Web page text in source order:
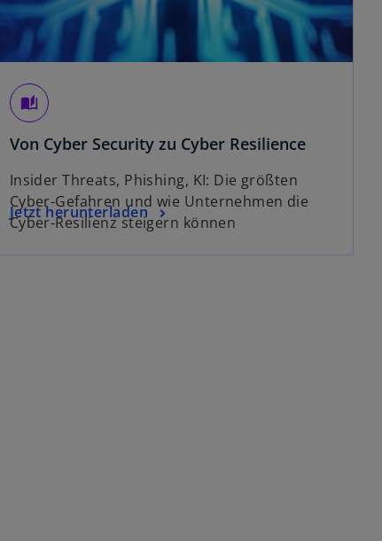
auto_stories
Von Cyber Security zu Cyber Resilience
Insider Threats, Phishing, KI: Die größten
Cyber-Gefahren und wie Unternehmen die
Cyber-Resilienz steigern können
Jetzt herunterladen